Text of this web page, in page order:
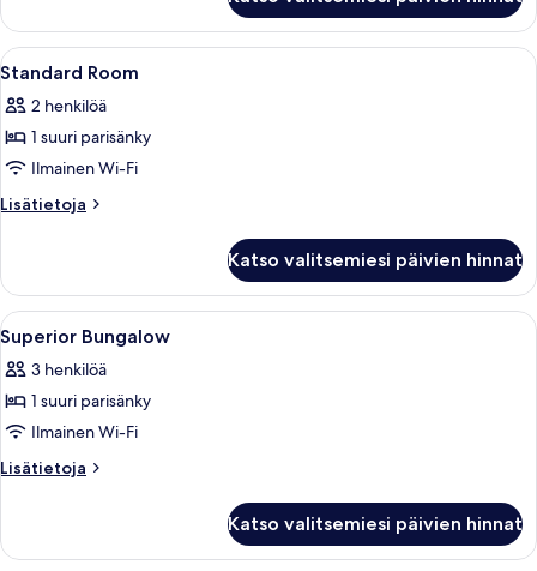
Room
Avaa
kaikki
huonetyypin
Standard
Room
kuvat
Hotellihuone, jossa on sänky,
17
Standard Room
2 henkilöä
1 suuri parisänky
Ilmainen Wi-Fi
Lisätietoja
Lisätietoja
Katso valitsemiesi päivien hinnat
Avaa
kaikki
huonetyypin
Superior
Bungalow
kuvat
8
Superior Bungalow
3 henkilöä
1 suuri parisänky
Ilmainen Wi-Fi
Lisätietoja
Lisätietoja
Katso valitsemiesi päivien hinnat